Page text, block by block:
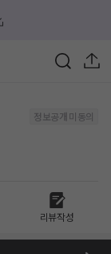
정보공개 미동의
리뷰작성